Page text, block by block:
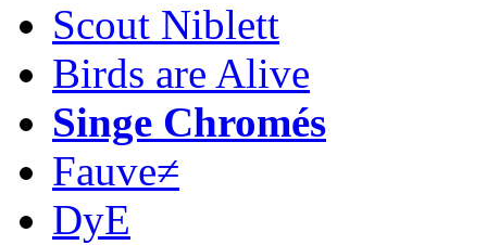
Scout Niblett
Birds are Alive
Singe Chromés
Fauve≠
DyE